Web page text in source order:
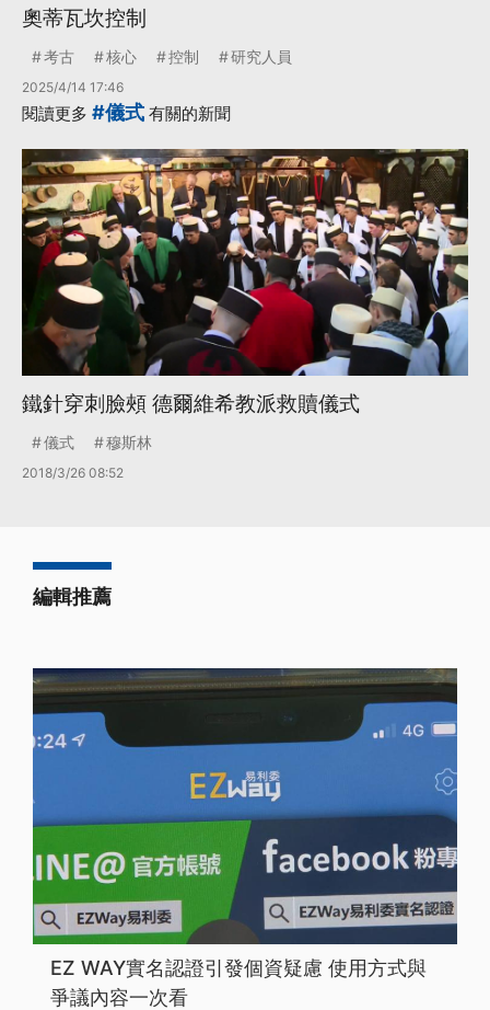
奧蒂瓦坎控制
考古 核心 控制 研究人員
2025/4/14 17:46
閱讀更多 #儀式 有關的新聞
鐵針穿刺臉頰 德爾維希教派救贖儀式
儀式 穆斯林
2018/3/26 08:52
編輯推薦
EZ WAY實名認證引發個資疑慮 使用方式與
爭議內容一次看